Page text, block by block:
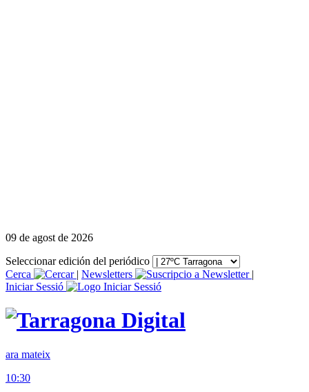
09 de agost de 2026
Seleccionar edición del periódico
Cerca
| Newsletters
|
Iniciar Sessió
ara mateix
10:30